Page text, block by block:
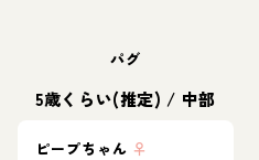
パグ
5歳くらい(推定) / 中部
ピープちゃん ♀